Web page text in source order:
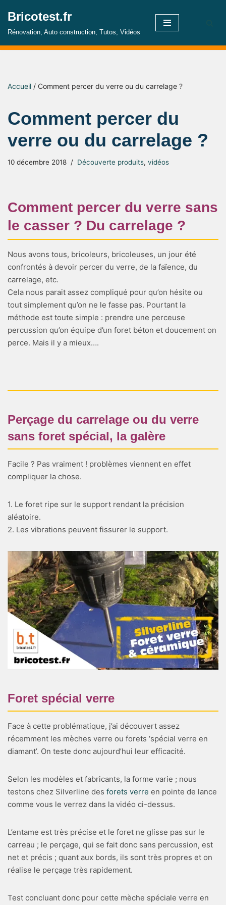
Aller
contenu
Bricotest.fr
Rénovation, Auto construction, Tutos, Vidéos
Accueil / Comment percer du verre ou du carrelage ?
Comment percer du
verre ou du carrelage ?
10 décembre 2018 Découverte produits, vidéos
Comment percer du verre sans
le casser ? Du carrelage ?
Nous avons tous, bricoleurs, bricoleuses, un jour été
confrontés à devoir percer du verre, de la faïence, du
carrelage, etc.
Cela nous parait assez compliqué pour qu’on hésite ou
tout simplement qu’on ne le fasse pas. Pourtant la
méthode est toute simple : prendre une perceuse
percussion qu’on équipe d’un foret béton et doucement on
perce. Mais il y a mieux….
Perçage du carrelage ou du verre
sans foret spécial, la galère
Facile ? Pas vraiment ! problèmes viennent en effet
compliquer la chose.
1. Le foret ripe sur le support rendant la précision
aléatoire.
2. Les vibrations peuvent fissurer le support.
Foret spécial verre
Face à cette problématique, j’ai découvert assez
récemment les mèches verre ou forets ‘spécial verre en
diamant’. On teste donc aujourd’hui leur efficacité.
Selon les modèles et fabricants, la forme varie ; nous
testons chez Silverline des forets verre en pointe de lance
comme vous le verrez dans la vidéo ci-dessus.
L’entame est très précise et le foret ne glisse pas sur le
carreau ; le perçage, qui se fait donc sans percussion, est
net et précis ; quant aux bords, ils sont très propres et on
réalise le perçage très rapidement.
Test concluant donc pour cette mèche spéciale verre en